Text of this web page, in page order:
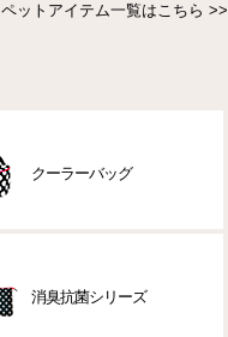
ペットアイテム一覧はこちら >>
クーラーバッグ
消臭抗菌シリーズ